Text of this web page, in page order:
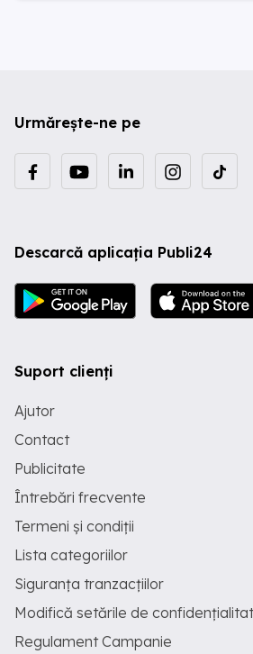
Urmărește-ne pe
Descarcă aplicația Publi24
Suport clienți
Ajutor
Contact
Publicitate
Întrebări frecvente
Termeni și condiții
Lista categoriilor
Siguranța tranzacțiilor
Modifică setările de
Regulament Campanie